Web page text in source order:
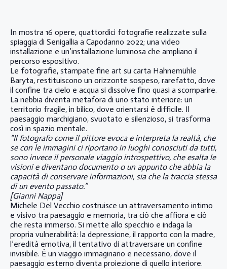
In mostra 16 opere, quattordici fotografie realizzate sulla
spiaggia di Senigallia a Capodanno 2022; una video
installazione e un’installazione luminosa che ampliano il
percorso espositivo.
Le fotografie, stampate fine art su carta Hahnemühle
Baryta, restituiscono un orizzonte sospeso, rarefatto, dove
il confine tra cielo e acqua si dissolve fino quasi a scomparire.
La nebbia diventa metafora di uno stato interiore: un
territorio fragile, in bilico, dove orientarsi è difficile. Il
paesaggio marchigiano, svuotato e silenzioso, si trasforma
così in spazio mentale.
“Il fotografo come il pittore evoca e interpreta la realtà, che
se con le immagini ci riportano in luoghi conosciuti da tutti,
sono invece il personale viaggio introspettivo, che esalta le
visioni e diventano documento o un appunto che abbia la
capacità di conservare informazioni, sia che la traccia stessa
di un evento passato.”
[Gianni Nappa]
Michele Del Vecchio costruisce un attraversamento intimo
e visivo tra paesaggio e memoria, tra ciò che affiora e ciò
che resta immerso. Si mette allo specchio e indaga la
propria vulnerabilità: la depressione, il rapporto con la madre,
l’eredità emotiva, il tentativo di attraversare un confine
invisibile. È un viaggio immaginario e necessario, dove il
paesaggio esterno diventa proiezione di quello interiore.